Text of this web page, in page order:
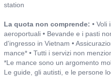
station
La quota non comprende: • Voli
aeroportuali • Bevande e i pasti
d'ingresso in Vietnam •
mance* • Tutti i servizi non
*Le mance sono un argomento
Le guide, gli autisti, e le persone